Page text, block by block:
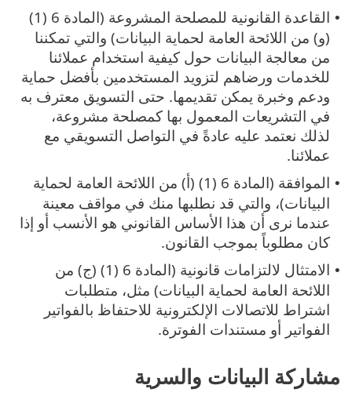
•
القاعدة القانونية للمصلحة المشروعة (المادة 6 (1)
(و) من اللائحة العامة لحماية البيانات) والتي تمكننا
من معالجة البيانات حول كيفية استخدام عملائنا
للخدمات ورضاهم لتزويد المستخدمين بأفضل حماية
ودعم وخبرة يمكن تقديمها. حتى التسويق معترف به
في التشريعات المعمول بها كمصلحة مشروعة،
لذلك نعتمد عليه عادةً في التواصل التسويقي مع
عملائنا.
•
الموافقة (المادة 6 (1) (أ) من اللائحة العامة لحماية
البيانات)، والتي قد نطلبها منك في مواقف معينة
عندما نرى أن هذا الأساس القانوني هو الأنسب أو إذا
كان مطلوباً بموجب القانون.
•
الامتثال لالتزامات قانونية (المادة 6 (1) (ج) من
اللائحة العامة لحماية البيانات) مثل، متطلبات
اشتراط للاتصالات الإلكترونية للاحتفاظ بالفواتير
الفواتير أو مستندات الفوترة.
مشاركة البيانات والسرية